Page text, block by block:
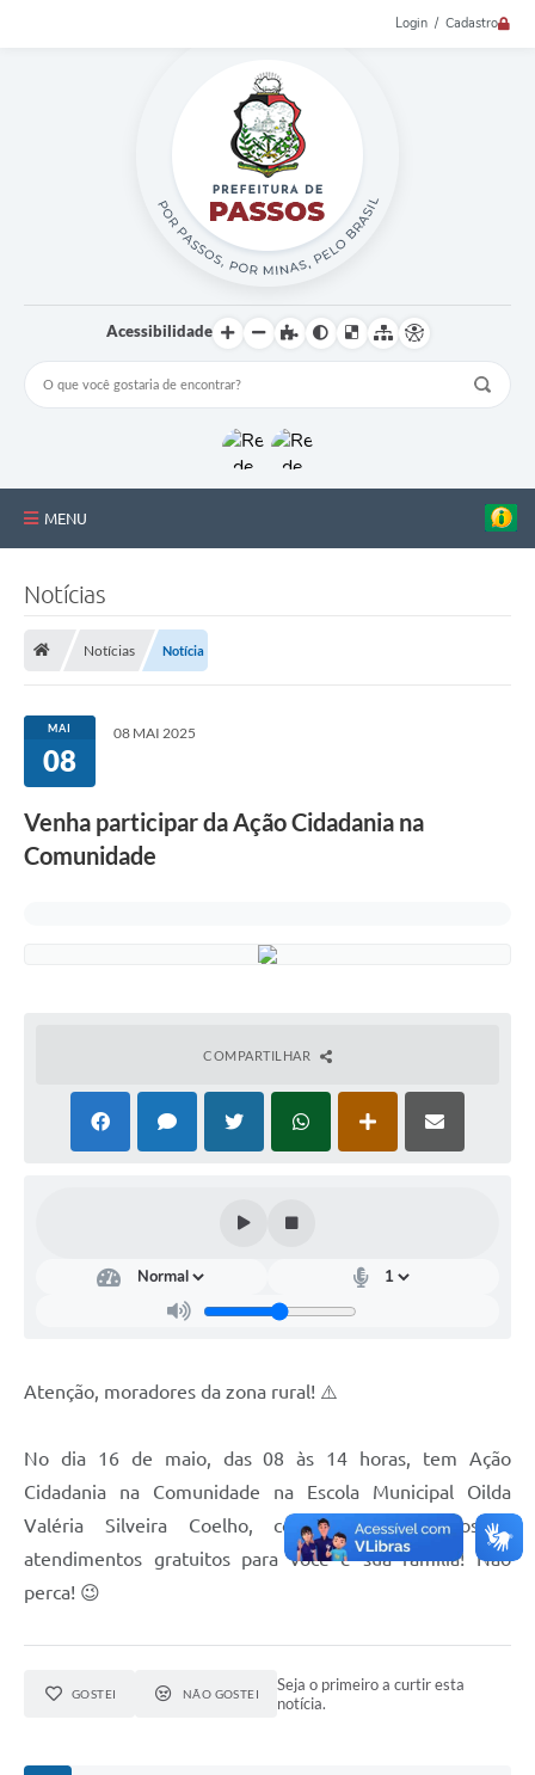
Login / Cadastro
Acessibilidade
MENU
Estrutura Administrativa
Galeria de Fotos
Notícias
Notícias Notícia
MAI
08
08 MAI 2025
Venha participar da Ação Cidadania na
Comunidade
COMPARTILHAR
Atenção, moradores da zona rural! ⚠️
No dia 16 de maio, das 08 às 14 horas, tem Ação
Cidadania na Comunidade na Escola Municipal Oilda
Valéria Silveira Coelho, com muitos serviços e
atendimentos gratuitos para você e sua família! Não
perca! 😉
GOSTEI NÃO GOSTEI
Seja o primeiro a curtir esta
notícia.